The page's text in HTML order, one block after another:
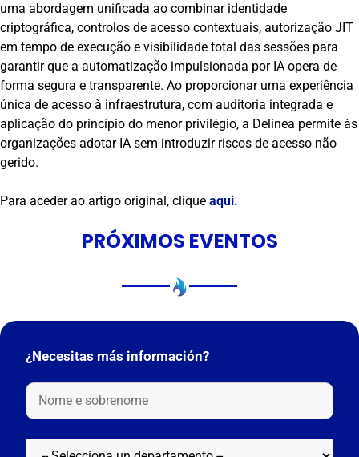
uma abordagem unificada ao combinar identidade
criptográfica, controlos de acesso contextuais, autorização JIT
em tempo de execução e visibilidade total das sessões para
garantir que a automatização impulsionada por IA opera de
forma segura e transparente. Ao proporcionar uma experiência
única de acesso à infraestrutura, com auditoria integrada e
aplicação do princípio do menor privilégio, a Delinea permite às
organizações adotar IA sem introduzir riscos de acesso não
gerido.
Para aceder ao artigo original, clique aqui.
PRÓXIMOS EVENTOS
¿Necesitas más información?